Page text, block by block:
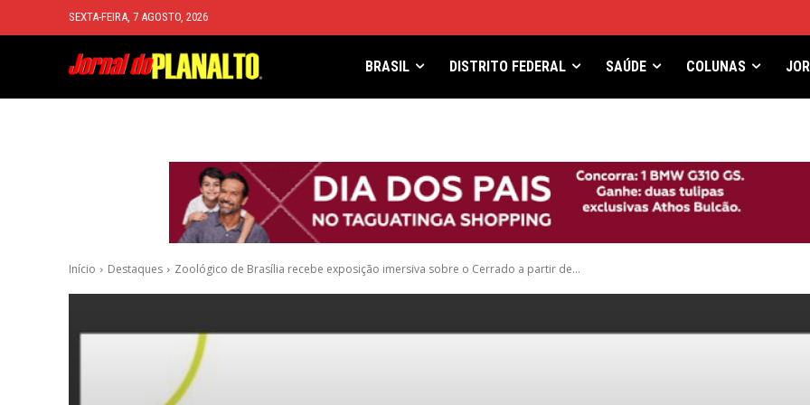
SEXTA-FEIRA, 7 AGOSTO, 2026
BRASIL DISTRITO FEDERAL SAÚDE COLUNAS
Início Destaques Zoológico de Brasília recebe exposição imersiva sobre o Cerrado a partir de...